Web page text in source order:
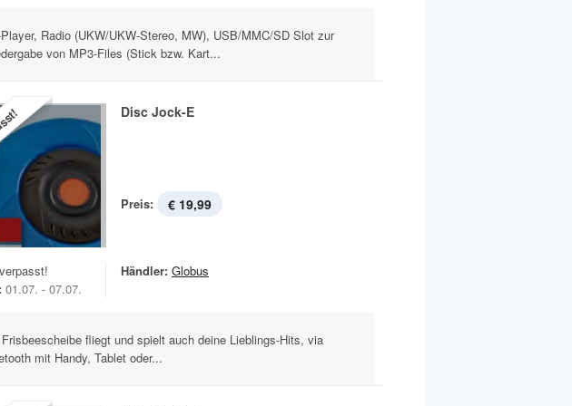
Radio (UKW/UKW-Stereo, MW), USB/MMC/SD Slot zur
von MP3-Files (Stick bzw. Kart...
Disc Jock-E
Preis: € 19,99
01.07. - 07.07.
Händler: Globus
fliegt und spielt auch deine Lieblings-Hits, via
mit Handy, Tablet oder...